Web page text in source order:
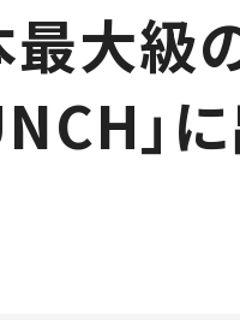
大級
」に